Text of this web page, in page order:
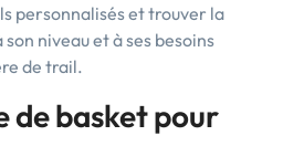
personnalisés et trouver la
niveau et à ses besoins
de trail.
de basket pour